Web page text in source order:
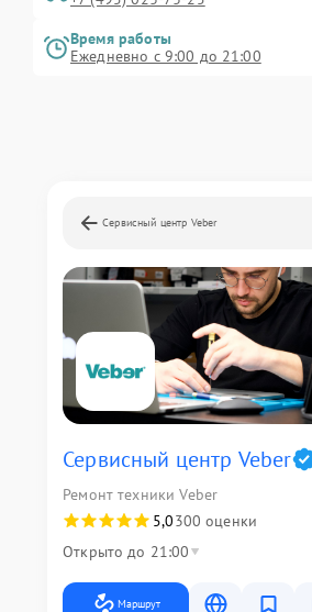
Время работы
Ежедневно с 9:00 до 21:00
Сервисный центр Veber
Сервисный центр Veber
Ремонт техники Veber
5,0300 оценки
Открыто до 21:00
Маршрут